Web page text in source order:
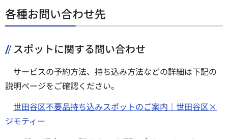
各種お問い合わせ先
スポットに関する問い合わせ
サービスの予約方法、持ち込み方法などの詳細は下記の
説明ページをご確認ください。
世田谷区不要品持ち込みスポットのご案内｜世田谷区×
ジモティー